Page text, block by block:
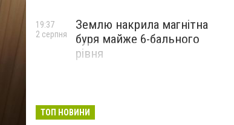
Землю накрила магнітна
буря майже 6-бального
рівня
19:37
2 серпня
ТОП НОВИНИ